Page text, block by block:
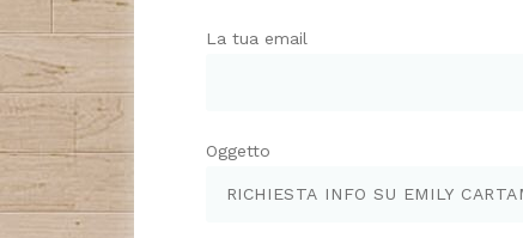
La tua email
Oggetto